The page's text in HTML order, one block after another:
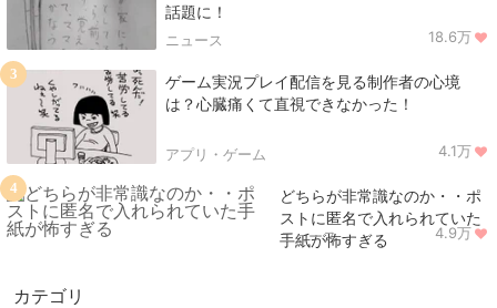
話題に！
ニュース 18.6万
ゲーム実況プレイ配信を見る制作者の心境
は？心臓痛くて直視できなかった！
アプリ・ゲーム 4.1万
3
どちらが非常識なのか・・ポ
ストに匿名で入れられていた
手紙が怖すぎる
ニュース 4.9万
4
カテゴリ